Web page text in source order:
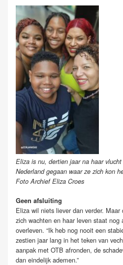
Eliza is nu, dertien jaar na haar
Nederland gegaan waar ze zich kon
Foto Archief Eliza Croes
Geen afsluiting
Eliza wil niets liever dan verder.
zich wachten en haar leven staat
overleven. “Ik heb nog nooit een
zestien jaar lang in het teken van
aanpak met OTB afronden, de
dan eindelijk ademen.”